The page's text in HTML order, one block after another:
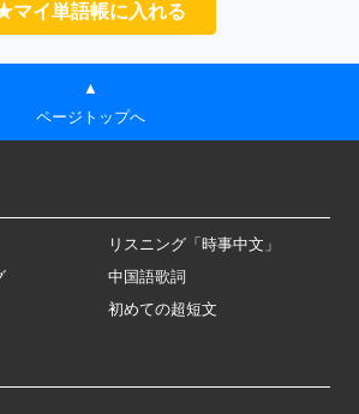
マイ単語帳に入れる
▲
ページトップへ
リスニング「時事中文」
中国語歌詞
初めての超短文